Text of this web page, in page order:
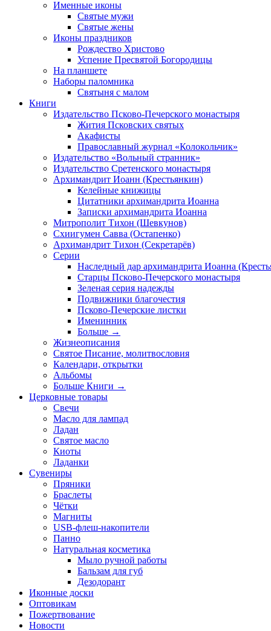
Именные иконы
Святые мужи
Святые жены
Иконы праздников
Рождество Христово
Успение Пресвятой Богородицы
На планшете
Наборы паломника
Святыня с малом
Книги
Издательство Псково-Печерского монастыря
Жития Псковских святых
Акафисты
Православный журнал «Колокольчик»
Издательство «Вольный странник»
Издательство Сретенского монастыря
Архимандрит Иоанн (Крестьянкин)
Келейные книжицы
Цитатники архимандрита Иоанна
Записки архимандрита Иоанна
Митрополит Тихон (Шевкунов)
Схиигумен Савва (Остапенко)
Архимандрит Тихон (Секретарёв)
Серии
Наследный дар архимандрита Иоанна
Старцы Псково-Печерского монастыря
Зеленая серия надежды
Подвижники благочестия
Псково-Печерские листки
Именинник
Больше →
Жизнеописания
Святое Писание, молитвословия
Календари, открытки
Альбомы
Больше Книги →
Церковные товары
Свечи
Масло для лампад
Ладан
Святое масло
Киоты
Ладанки
Сувениры
Пряники
Браслеты
Чётки
Магниты
USB-флеш-накопители
Панно
Натуральная косметика
Мыло ручной работы
Бальзам для губ
Дезодорант
Иконные доски
Оптовикам
Пожертвование
Новости